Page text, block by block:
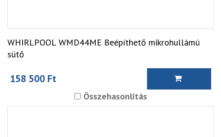
WHIRLPOOL WMD44ME Beépíthető mikrohullámú
sütő
158 500 Ft
Összehasonlítás